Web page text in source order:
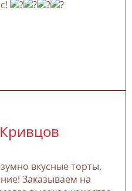
вкусные торты,
Заказываем на